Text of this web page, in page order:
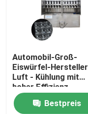
Automobil-Groß-
Eiswürfel-Hersteller
Luft - Kühlung mit
hoher Effizienz
Bestpreis